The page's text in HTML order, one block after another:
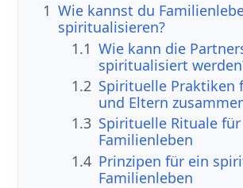
1 Wie kannst du
spiritualisieren?
1.1 Wie kann die
spiritualisiert
1.2 Spirituelle Praktiken
und Eltern
1.3 Spirituelle Rituale
Familienleben
1.4 Prinzipen für ein
Familienleben